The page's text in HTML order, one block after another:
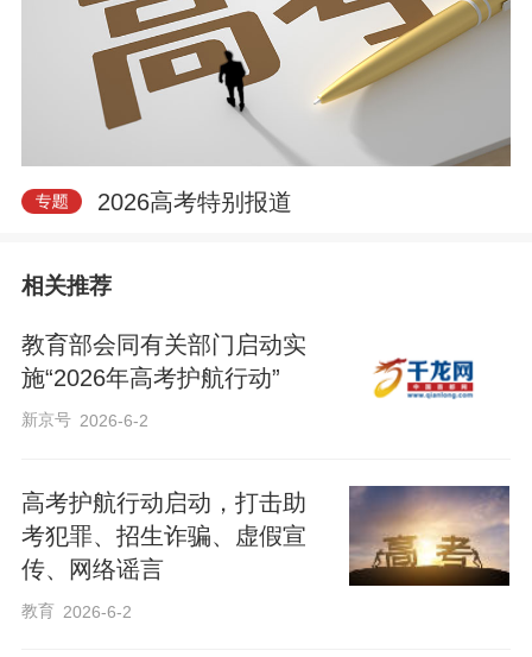
2026高考特别报道
相关推荐
教育部会同有关部门启动实
施“2026年高考护航行动”
新京号 2026-6-2
高考护航行动启动，打击助
考犯罪、招生诈骗、虚假宣
传、网络谣言
教育 2026-6-2